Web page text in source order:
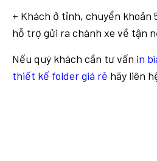
+ Khách ở tỉnh, chuyển khoản
hỗ trợ gửi ra chành xe về tận
Nếu quý khách cần tư vấn in
thiết kế folder giá rẻ hãy liên